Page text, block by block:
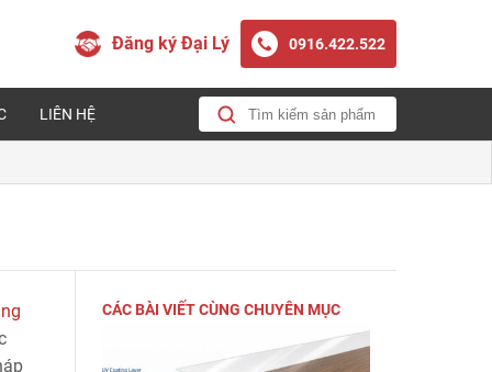
Đăng ký Đại Lý 0916.422.522
LIÊN HỆ
CÁC BÀI VIẾT CÙNG CHUYÊN MỤC